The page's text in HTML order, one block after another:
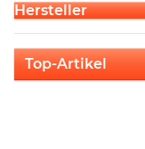
Hersteller
Top-Artikel